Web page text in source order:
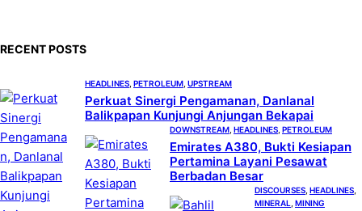
RECENT POSTS
HEADLINES PETROLEUM UPSTREAM
Perkuat Sinergi Pengamanan, Danlanal
Balikpapan Kunjungi Anjungan Bekapai
DOWNSTREAM HEADLINES PETROLEUM
Emirates A380, Bukti Kesiapan
Pertamina Layani Pesawat
Berbadan Besar
DISCOURSES HEADLINES
MINERAL
MINING